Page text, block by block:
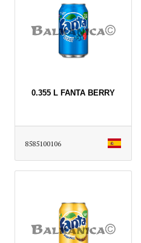
0.355 L FANTA BERRY
8585100106